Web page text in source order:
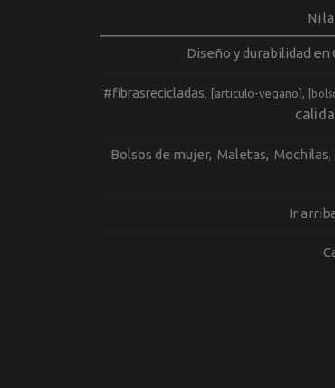
Ni
Diseño y durabilidad
#fibrasrecicladas [articulo-vegano]
Bolsos de mujer Maletas Mochilas
Ir